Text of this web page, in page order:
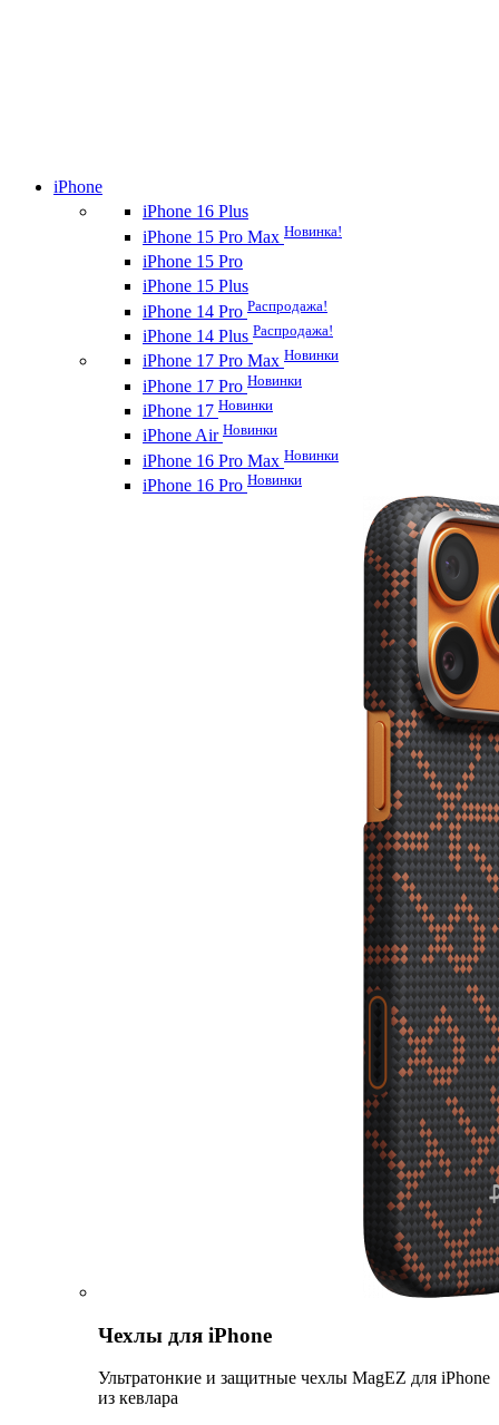
iPhone
iPhone 16 Plus
iPhone 15 Pro Max Новинка!
iPhone 15 Pro
iPhone 15 Plus
iPhone 14 Pro Распродажа!
iPhone 14 Plus Распродажа!
iPhone 17 Pro Max Новинки
iPhone 17 Pro Новинки
iPhone 17 Новинки
iPhone Air Новинки
iPhone 16 Pro Max Новинки
iPhone 16 Pro Новинки
Чехлы для iPhone
Ультратонкие и защитные чехлы MagEZ для iPhone
из кевлара